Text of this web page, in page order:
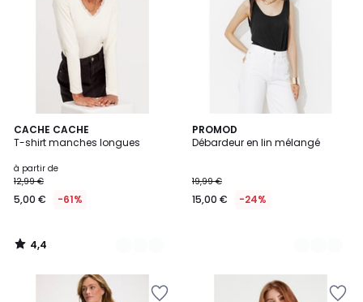
CACHE CACHE
T-shirt manches longues
à partir de
12,99 €
5,00 € -61%
4,4
/ 5
3
Couleurs
4,4
/
PROMOD
Débardeur en lin mélangé
19,99 €
15,00 € -24%
2
Couleurs